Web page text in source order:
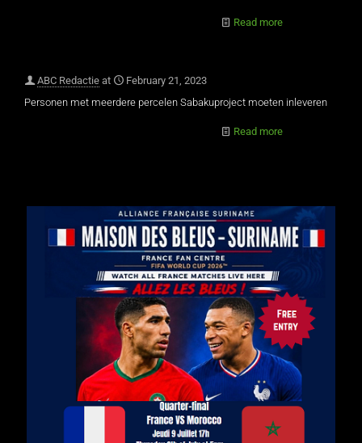
Read more
ABC Redactie at
February 21, 2023
Personen met meerdere percelen Sabakuproject moeten inleveren
Read more